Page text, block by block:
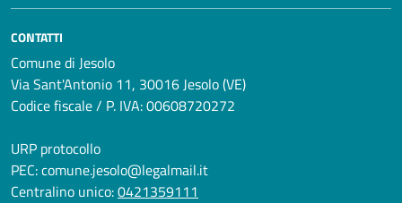
CONTATTI
Comune di Jesolo
Via Sant'Antonio 11, 30016 Jesolo (VE)
Codice fiscale / P. IVA: 00608720272
URP protocollo
PEC:comune.jesolo@legalmail.it
Centralino unico:0421359111